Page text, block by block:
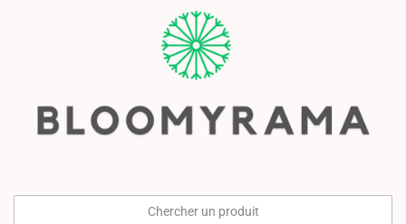
Chercher un produit